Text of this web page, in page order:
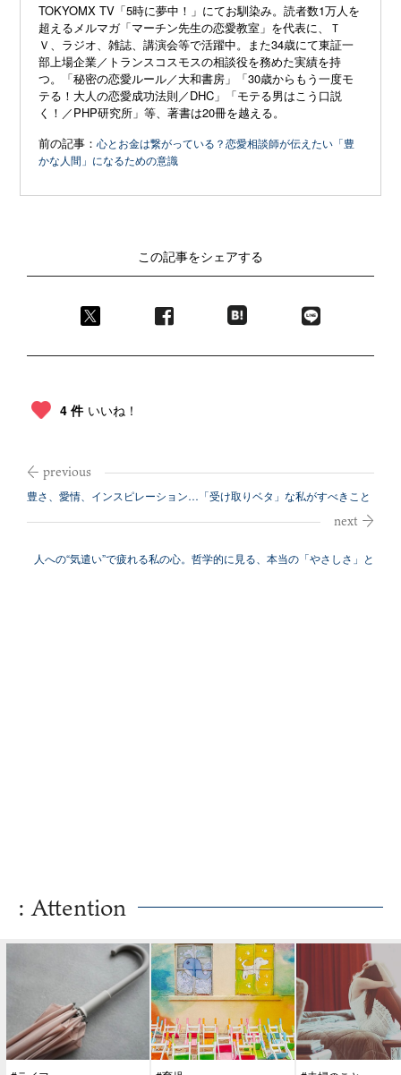
TOKYOMX TV「5時に夢中！」にてお馴染み。読者数1万人を
超えるメルマガ「マーチン先生の恋愛教室」を代表に、Ｔ
Ｖ、ラジオ、雑誌、講演会等で活躍中。また34歳にて東証一
部上場企業／トランスコスモスの相談役を務めた実績を持
つ。「秘密の恋愛ルール／大和書房」「30歳からもう一度モ
テる！大人の恋愛成功法則／DHC」「モテる男はこう口説
く！／PHP研究所」等、著書は20冊を越える。
前の記事：心とお金は繋がっている？恋愛相談師が伝えたい「豊
かな人間」になるための意識
この記事をシェアする
4 件 いいね！
豊さ、愛情、インスピレーション…「受け取りベタ」な私がすべきこと
人への“気遣い”で疲れる私の心。哲学的に見る、本当の「やさしさ」と
: Attention